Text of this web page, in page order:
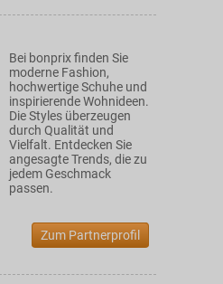
Bei bonprix finden Sie
moderne Fashion,
hochwertige Schuhe und
inspirierende Wohnideen.
Die Styles überzeugen
durch Qualität und
Vielfalt. Entdecken Sie
angesagte Trends, die zu
jedem Geschmack
passen.
Zum Partnerprofil